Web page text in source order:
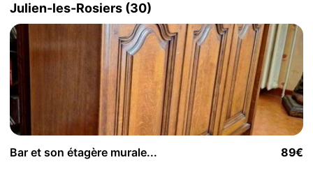
Julien-les-Rosiers (30)
Bar et son étagère murale... 89€